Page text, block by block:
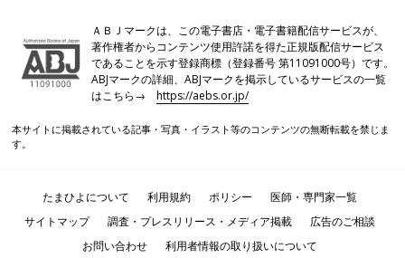
ＡＢＪマークは、この電子書店・電子書籍配信サービスが、
著作権者からコンテンツ使用許諾を得た正規版配信サービス
であることを示す登録商標（登録番号 第11091000号）です。
ABJマークの詳細、ABJマークを掲示しているサービスの一覧
はこちら→https://aebs.or.jp/
本サイトに掲載されている記事・写真・イラスト等のコンテンツの無断転載を禁じま
す。
たまひよについて 利用規約 ポリシー
医師・専門家一覧
サイトマップ
調査・プレスリリース・メディア掲載
広告のご相談
お問い合わせ
利用者情報の取り扱いについて